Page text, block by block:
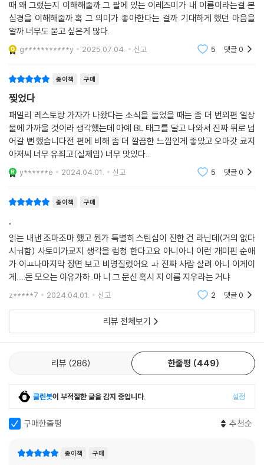
때 왜 그랬는지 이해해줄까.그 팔에 있는 이레즈미가 내 이름이라는걸 본
심경을 이해해줄까.혹 그 의미가 좋아한다는 걸까 기대하게 했던 마음을
알까.너무도 묻고 싶은게 많다.
g***********y 2025.07.04. 신고 5 댓글0
종이책 구매
찢었다
패밀리 레스토랑 가자가 나왔다는 소식을 들었을 때는 좀 더 번외편 일상
물에 가까울 것이라 생각했는데 아예 BL 태그를 달고 나와서 진짜 뒤로 넘
어갈 뻔 했습니다전 편에 비해 좀 더 깔끔한 느낌인게 좋았고 오마갓 쿄지
아저씨 너무 유죄고(실제임) 너무 맛있다...
y******e 2024.04.01. 신고 5 댓글0
종이책 구매
.
읽는 내낸 조마조마 했고 뭔가 특별히 스틴십이 진한 건 라닌데(거의 없다
시ㅝ함) 사토미가쿄지 생각을 럼청 한다고요 아니아니 이런 개미핀 순애
가 이ㅛ나마지막 장면 보고 비명질렀어요 ㅘ 진짜 사람 살려 아니 이게이
게.....돈 모으는 이유가하..마 니 그 문신 혹시 지 이름 지우라는 거냐
z*****7 2024.04.01. 신고 2 댓글0
리뷰 전체보기
리뷰 286 한줄평 449
클린봇이 부적절한 글을 감지 중입니다. 설정
구매한줄평 추천순
종이책 구매